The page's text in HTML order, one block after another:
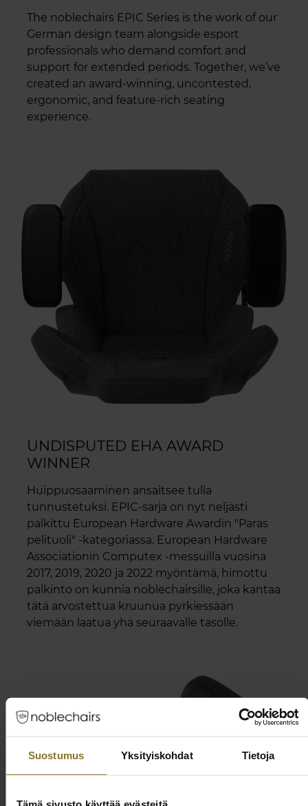
Suostumus Yksityiskohdat Tietoja
The noblechairs EPIC Series is the work of our
German design team alongside esport
professionals who demand comfort and
support for extended periods. Together, we’ve
created an award-winning, uncontested,
ergonomic, and feature-rich seating
experience.
UNDISPUTED EHA AWARD
WINNER
Huippuosaaminen ansaitsee tulla
tunnustetuksi. EPIC-sarja on nyt neljästi
palkittu European Hardware Awardin "Paras
pelituoli" -kategoriassa. European Hardware
Associationin Computex -messuilla vuosina
2017, 2019, 2020 ja 2022 myöntämä, himottu
palkinto on kunnia noblechairsille, joka kantaa
tätä arvostettua kruunua pyrkiessään
viemään laatua yhä seuraavalle tasolle.